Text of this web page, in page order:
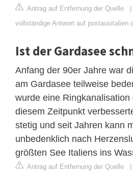
Antrag auf Entfernung der Quelle
vollständige Antwort auf
Ist der Gardasee
Anfang der 90er Jahre war
am Gardasee teilweise
wurde eine Ringkanalisation
diesem Zeitpunkt
stetig und seit Jahren kann
unbedenklich nach
größten See Italiens ins
Antrag auf Entfernung der Quelle